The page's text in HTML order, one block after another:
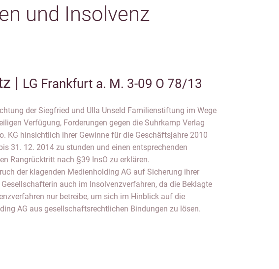
und Insolvenz
| LG Frankfurt a. M. 3-09 O 78/13
der Siegfried und Ulla Unseld Familienstiftung im Wege
Verfügung, Forderungen gegen die Suhrkamp Verlag
KG hinsichtlich ihrer Gewinne für die Geschäftsjahre 2010
31. 12. 2014 zu stunden und einen entsprechenden
Rangrücktritt nach §39 InsO zu erklären.
der klagenden Medienholding AG auf Sicherung ihrer
Gesellschafterin auch im Insolvenzverfahren, da die Beklagte
nur betreibe, um sich im Hinblick auf die
AG aus gesellschaftsrechtlichen Bindungen zu lösen.